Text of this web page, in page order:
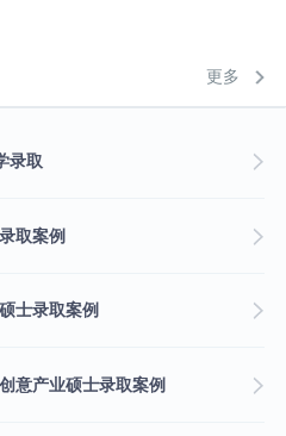
更多
录取
取案例
士录取案例
意产业硕士录取案例